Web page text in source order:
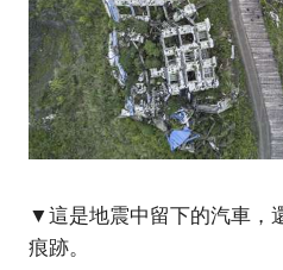
▼這是地震中留下的汽車，
痕跡。